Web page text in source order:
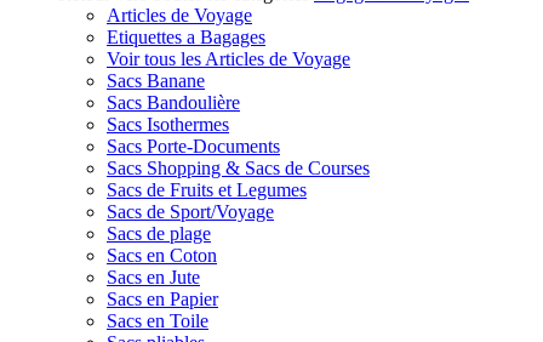
Articles de Voyage
Etiquettes a Bagages
Voir tous les Articles de Voyage
Sacs Banane
Sacs Bandoulière
Sacs Isothermes
Sacs Porte-Documents
Sacs Shopping & Sacs de Courses
Sacs de Fruits et Legumes
Sacs de Sport/Voyage
Sacs de plage
Sacs en Coton
Sacs en Jute
Sacs en Papier
Sacs en Toile